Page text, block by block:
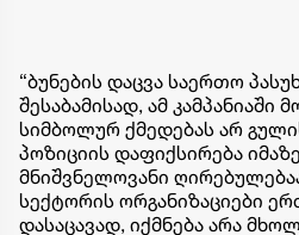
“ბუნების დაცვა საერთო
შესაბამისად, ამ
სიმბოლურ ქმედებას არ
პოზიციის დაფიქსირება
მნიშვნელოვანი
სექტორის ორგანიზაციები
დასაცავად, იქმნება არა